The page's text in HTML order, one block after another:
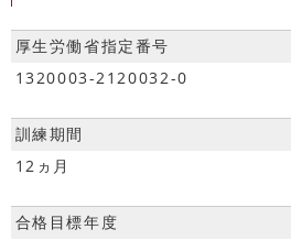
厚生労働省指定番号
1320003-2120032-0
訓練期間
12ヵ月
合格目標年度